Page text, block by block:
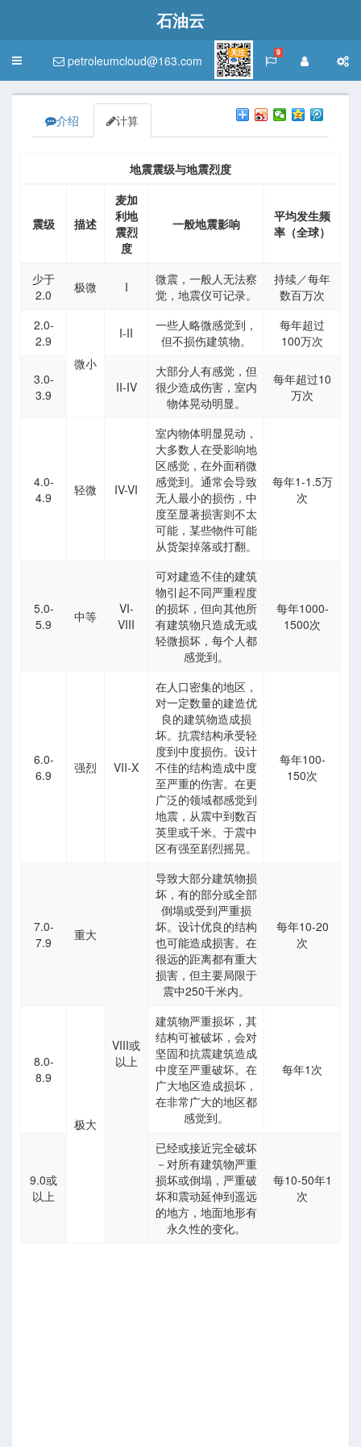
石油云
Toggle
petroleumcloud@163.com
关注 9
深划分标签）
-孔隙度
介绍 计算
地震震级与地震烈度
震级 描述
麦加
利地
震烈
度
一般地震影响
平均发生频
率（全球）
少于
2.0
极微 I
微震，一般人无法察
觉，地震仪可记录。
持续／每年
数百万次
2.0-
2.9
微小
I-II
一些人略微感觉到，
但不损伤建筑物。
每年超过
100万次
3.0-
3.9
II-IV
大部分人有感觉，但
很少造成伤害，室内
物体晃动明显。
每年超过10
万次
4.0-
4.9
轻微 IV-VI
室内物体明显晃动，
大多数人在受影响地
区感觉，在外面稍微
感觉到。通常会导致
无人最小的损伤，中
度至显著损害则不太
可能，某些物件可能
从货架掉落或打翻。
每年1-1.5万
次
5.0-
5.9
中等
VI-
VIII
可对建造不佳的建筑
物引起不同严重程度
的损坏，但向其他所
有建筑物只造成无或
轻微损坏，每个人都
感觉到。
每年1000-
1500次
6.0-
6.9
强烈 VII-X
在人口密集的地区，
对一定数量的建造优
良的建筑物造成损
坏。抗震结构承受轻
度到中度损伤。设计
不佳的结构造成中度
至严重的伤害。在更
广泛的领域都感觉到
地震，从震中到数百
英里或千米。于震中
区有强至剧烈摇晃。
每年100-
150次
7.0-
7.9
重大
VIII或
以上
导致大部分建筑物损
坏，有的部分或全部
倒塌或受到严重损
坏。设计优良的结构
也可能造成损害。在
很远的距离都有重大
损害，但主要局限于
震中250千米内。
每年10-20
次
8.0-
8.9
极大
建筑物严重损坏，其
结构可被破坏，会对
坚固和抗震建筑造成
中度至严重破坏。在
广大地区造成损坏，
在非常广大的地区都
感觉到。
每年1次
9.0或
以上
已经或接近完全破坏
－对所有建筑物严重
损坏或倒塌，严重破
坏和震动延伸到遥远
的地方，地面地形有
永久性的变化。
每10-50年1
次